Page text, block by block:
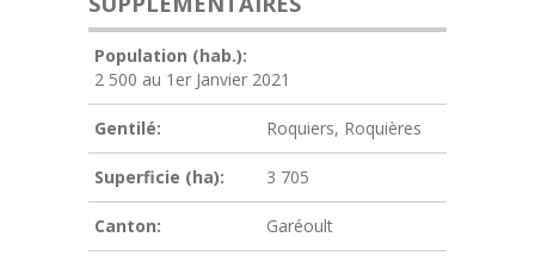
Population (hab.):
2 500 au 1er Janvier 2021
Gentilé: Roquiers, Roquières
Superficie (ha): 3 705
Canton: Garéoult